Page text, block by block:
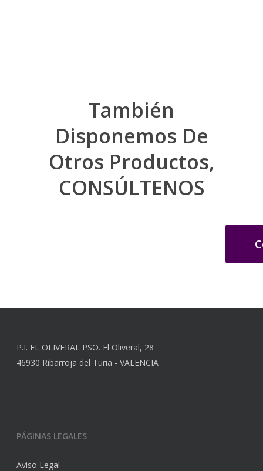
También
Disponemos De
Otros Productos,
CONSÚLTENOS
P.I. EL OLIVERAL PSO. El Oliveral, 28
46930 Ribarroja del Turia - VALENCIA
PÁGINAS LEGALES
Aviso Legal